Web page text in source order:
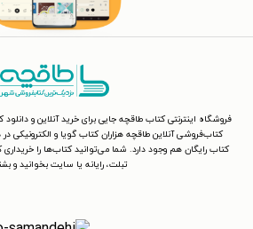
فروشگاه اینترنتی کتاب طاقچه جایی برای خرید آنلاین و
کتاب‌فروشی آنلاین طاقچه هزاران کتاب گویا و
کتاب رایگان هم وجود دارد. شما می‌توانید کتاب‌ها را خریداری
تبلت، رایانه یا سایت بخوانید و